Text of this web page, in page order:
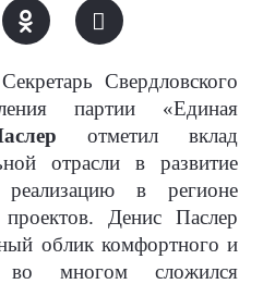
Свердловского
партии «Единая
отметил вклад
отрасли в развитие
в регионе
Денис Паслер
облик комфортного и
во многом сложился